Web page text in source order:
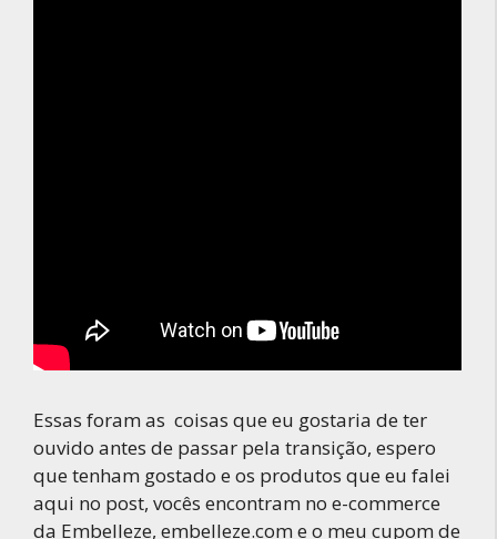
Essas foram as coisas que eu gostaria de ter
ouvido antes de passar pela transição, espero
que tenham gostado e os produtos que eu falei
aqui no post, vocês encontram no e-commerce
da Embelleze, embelleze.com e o meu cupom de